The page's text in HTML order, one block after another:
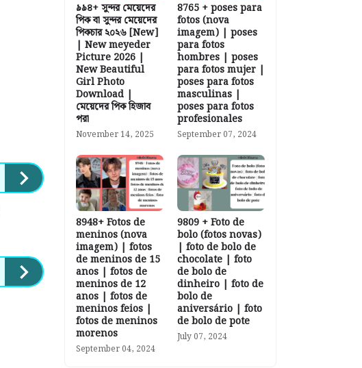
৯৯৪+ সুন্দর মেয়েদের
পিক বা সুন্দর মেয়েদের
পিকচার ২০২৬ [New]
| New meyeder
Picture 2026 |
New Beautiful
Girl Photo
Download |
মেয়েদের পিক হিজাব
পরা
November 14, 2025
8765 + poses para
fotos (nova
imagem) | poses
para fotos
hombres | poses
para fotos mujer |
poses para fotos
masculinas |
poses para fotos
profesionales
September 07, 2024
8948+ Fotos de
meninos (nova
imagem) | fotos
de meninos de 15
anos | fotos de
meninos de 12
anos | fotos de
meninos feios |
fotos de meninos
morenos
September 04, 2024
9809 + Foto de
bolo (fotos novas)
| foto de bolo de
chocolate | foto
de bolo de
dinheiro | foto de
bolo de
aniversário | foto
de bolo de pote
July 07, 2024